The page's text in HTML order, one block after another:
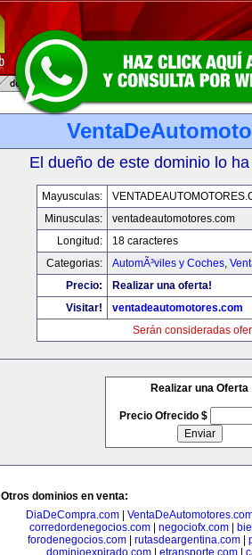
El dueño de este dominio lo
Mayusculas:
Minusculas:
ventadeautomotores.com
Longitud:
18 caracteres
Categorias:
AutomÃ³viles y Coches,
Precio:
Realizar una oferta!
Visitar!
ventadeautomotores.com
Serán consideradas
Realizar una Oferta
Precio Ofrecido $
Otros dominios en venta:
DiaDeCompra.com|
corredordenegocios.com
negociofx.com
forodenegocios.com| rutasdeargentina.com|
dominioexpirado.com| etransporte.com|